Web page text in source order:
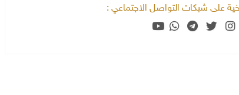
على شبكات التواصل الاجتماعي :